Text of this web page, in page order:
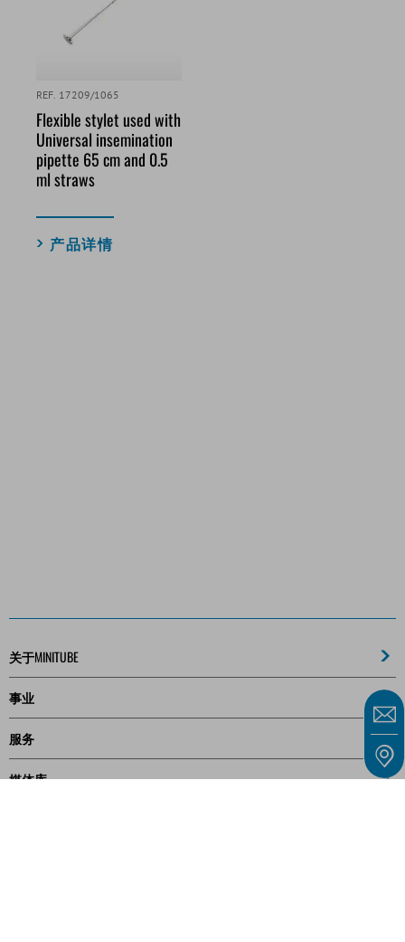
REF. 17209/1065
Flexible stylet used with
Universal insemination
pipette 65 cm and 0.5
ml straws
产品详情
关于MINITUBE
事业
服务
媒体库